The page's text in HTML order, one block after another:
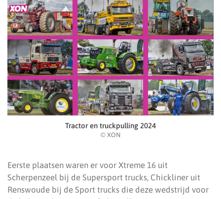
Tractor en truckpulling 2024
© XON
Eerste plaatsen waren er voor Xtreme 16 uit
Scherpenzeel bij de Supersport trucks, Chickliner uit
Renswoude bij de Sport trucks die deze wedstrijd voor